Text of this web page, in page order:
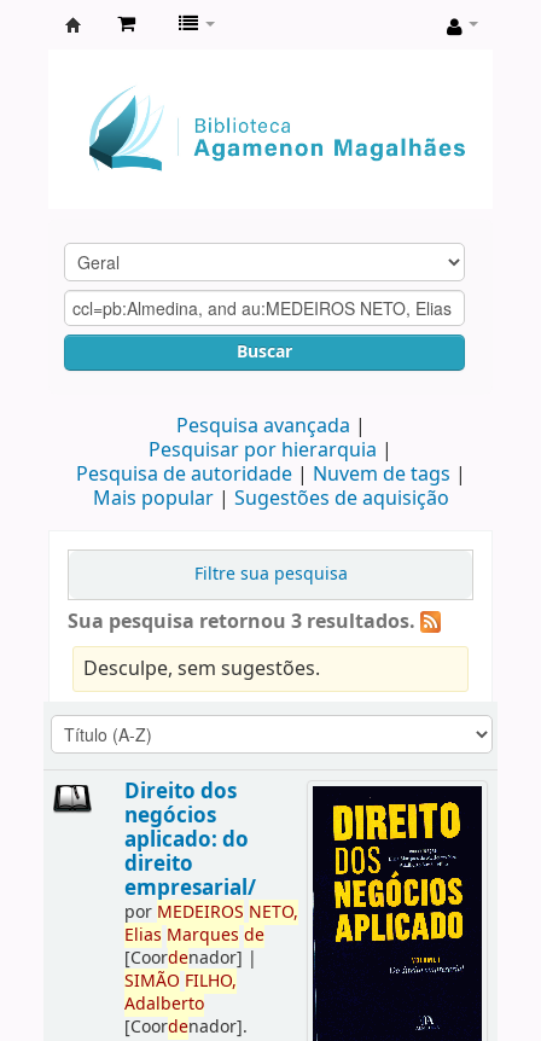
Agamenon
Magalhães
Buscar
Pesquisa avançada
Pesquisar por hierarquia
Pesquisa de autoridade
Nuvem de tags
Mais popular
Sugestões de aquisição
Filtre sua pesquisa
Sua pesquisa retornou 3 resultados.
Desculpe, sem sugestões.
Direito dos
negócios
aplicado: do
direito
empresarial/
por MEDEIROS NETO,
Elias Marques de
[Coordenador] |
SIMÃO FILHO,
Adalberto
[Coordenador].